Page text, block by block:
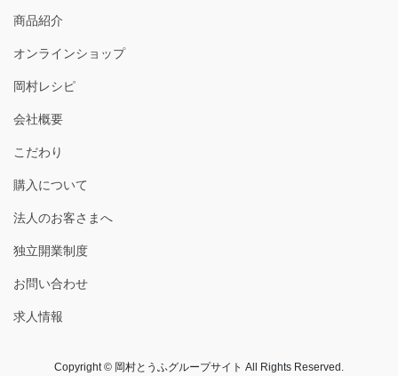
商品紹介
オンラインショップ
岡村レシピ
会社概要
こだわり
購入について
法人のお客さまへ
独立開業制度
お問い合わせ
求人情報
Copyright © 岡村とうふグループサイト All Rights Reserved.